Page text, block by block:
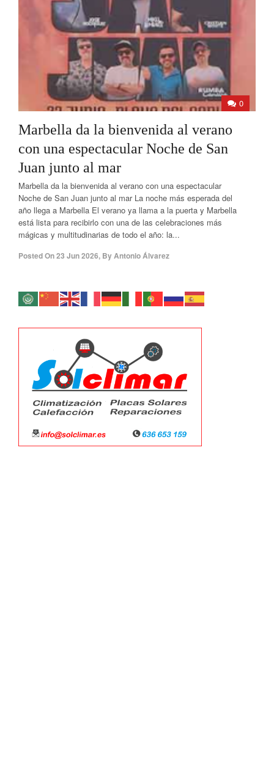
0
Marbella da la bienvenida al verano
con una espectacular Noche de San
Juan junto al mar
Marbella da la bienvenida al verano con una espectacular
Noche de San Juan junto al mar La noche más esperada del
año llega a Marbella El verano ya llama a la puerta y Marbella
está lista para recibirlo con una de las celebraciones más
mágicas y multitudinarias de todo el año: la...
Posted On23 Jun 2026, ByAntonio Álvarez